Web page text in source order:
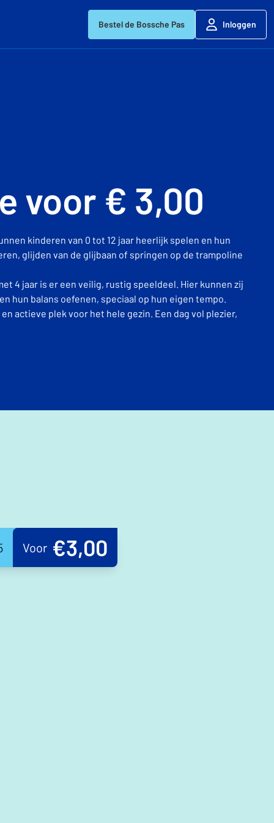
Bestel de Bossche Pas Inloggen
voor € 3,00
kinderen van 0 tot 12 jaar heerlijk spelen en hun
glijden van de glijbaan of springen op de trampoline
4 jaar is er een veilig, rustig speeldeel. Hier kunnen zij
hun balans oefenen, speciaal op hun eigen tempo.
actieve plek voor het hele gezin. Een dag vol plezier,
Voor €3,00